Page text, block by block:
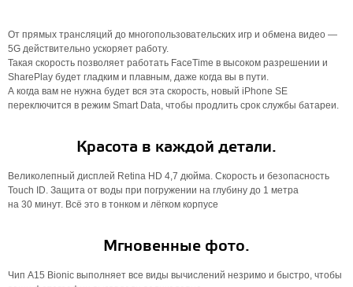
От прямых трансляций до многопользовательских игр и обмена видео —
5G действительно ускоряет работу.
Такая скорость позволяет работать FaceTime в высоком разрешении и
SharePlay будет гладким и плавным, даже когда вы в пути.
А когда вам не нужна будет вся эта скорость, новый iPhone SE
переключится в режим Smart Data, чтобы продлить срок службы батареи.
Красота в каждой детали.
Великолепный дисплей Retina HD 4,7 дюйма. Скорость и безопасность
Touch ID. Защита от воды при погружении на глубину до 1 метра
на 30 минут. Всё это в тонком и лёгком корпусе
Мгновенные фото.
Чип A15 Bionic выполняет все виды вычислений незримо и быстро, чтобы